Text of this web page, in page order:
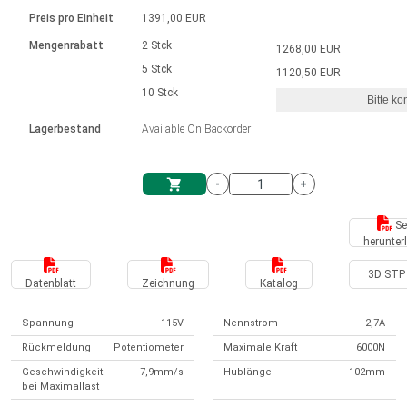
Einheitssystem
Hubmagnete
230 - 50 Hz | 110 - 60 Hz
Drehzahlregelung für die AIS-Serie
Bürstenlose Gleichstrommotoren
mit Planetengetriebe und internem
Ø 28-42| 1-1400 rpm | <= 290Ncm
Bürstenlose DC Motor Controller
Gleichstrommotoren mit
Schneckengetriebe und Bürsten
Ø43-124mm | 31-425rpm | ≤ 41Nm
Treiber für Gleichstrommotoren mit
Synchron-Asynchron | für 1-4 Elektrozylinder
Synchron-Asynchron | für 1-4 Elektrozylinder
Français (EUR)
Norsk (NOK)
Suomi (EUR)
Svenska (SEK)
Preis pro Einheit
Mengenrabatt
Lagerbestand
1391,00 EUR
2 Stck
5 Stck
10 Stck
Available On Backorder
1268,00 EUR
1120,50 EUR
Bitte
- +
Datenblatt Zeichnung Katalog
3D STP
Spannung 115V Nennstrom 2,7A
Rückmeldung Potentiometer Maximale Kraft 6000N
Geschwindigkeit
bei Maximallast
7,9mm/s Hublänge 102mm